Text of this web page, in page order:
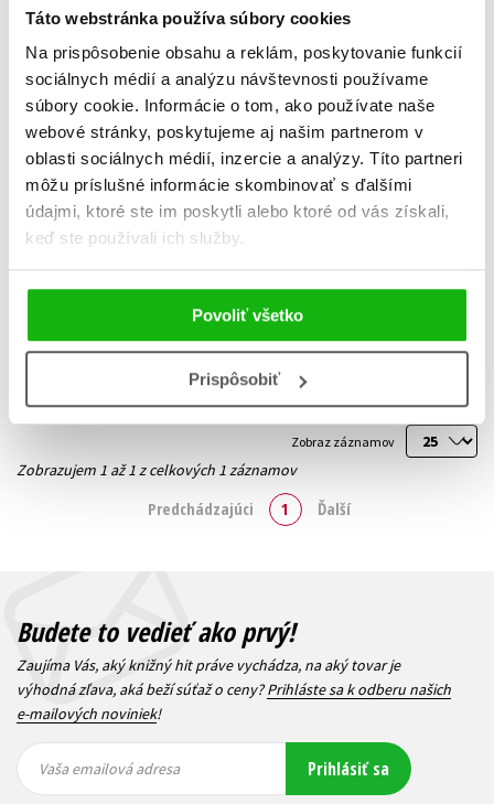
Táto webstránka používa súbory cookies
Na prispôsobenie obsahu a reklám, poskytovanie funkcií
sociálnych médií a analýzu návštevnosti používame
súbory cookie. Informácie o tom, ako používate naše
webové stránky, poskytujeme aj našim partnerom v
oblasti sociálnych médií, inzercie a analýzy. Títo partneri
môžu príslušné informácie skombinovať s ďalšími
údajmi, ktoré ste im poskytli alebo ktoré od vás získali,
keď ste používali ich služby.
Povoliť všetko
Prispôsobiť
Bojovali jsme za lidskost
Markéta Všelichová
14,02 €
Zobraz záznamov
Zobrazujem 1 až 1 z celkových 1 záznamov
Predchádzajúci 1 Ďalší
Budete to vedieť ako prvý!
Zaujíma Vás, aký knižný hit práve vychádza, na aký tovar je
výhodná zľava, aká beží súťaž o ceny?Prihláste sa k odberu našich
e-mailových noviniek!
emailová
emailová
Vaša emailová adresa Prihlásiť sa